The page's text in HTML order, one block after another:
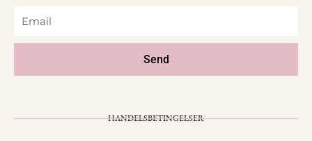
Send
HANDELSBETINGELSER